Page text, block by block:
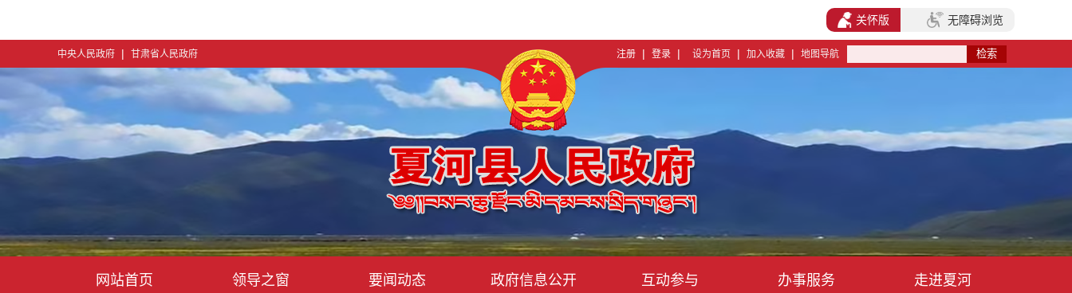
中央人民政府 | 甘肃省人民政府 注册 | 登录 | 设为首页 | 加入收藏 | 地图导航
网站首页 领导之窗 要闻动态 政府信息公开 互动参与 办事服务 走进夏河
关怀版 无障碍浏览